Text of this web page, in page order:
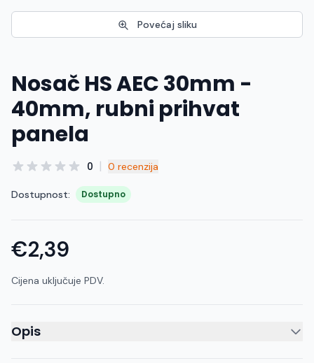
Povećaj sliku
Nosač HS AEC 30mm -
40mm, rubni prihvat
panela
0 | 0 recenzija
Dostupnost: Dostupno
€2,39
Cijena uključuje PDV.
Opis